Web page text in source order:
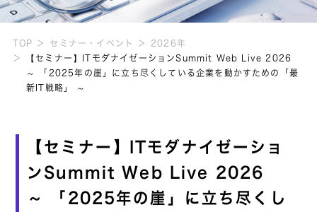
TOP セミナー・イベント
2026年
【セミナー】ITモダナイゼーションSummit Web Live 2026
～ 「2025年の崖」に立ち尽くしている企業を動かすための「最
新IT戦略」 ～
【セミナー】ITモダナイゼーショ
ンSummit Web Live 2026
～ 「2025年の崖」に立ち尽くし